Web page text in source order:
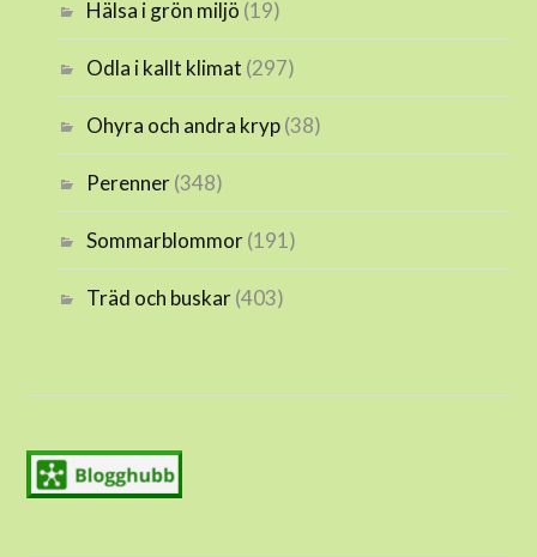
Hälsa i grön miljö (19)
Odla i kallt klimat (297)
Ohyra och andra kryp(38)
Perenner(348)
Sommarblommor(191)
Träd och buskar(403)